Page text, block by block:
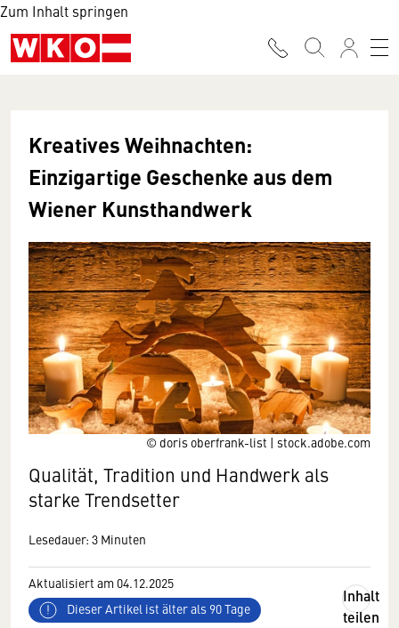
Zum Inhalt springen
© doris oberfrank-list | stock.adobe.com
Kreatives Weihnachten:
Einzigartige Geschenke aus dem
Wiener Kunsthandwerk
Qualität, Tradition und Handwerk als
starke Trendsetter
Lesedauer: 3 Minuten
Aktualisiert am 04.12.2025
Dieser Artikel ist älter als 90 Tage
Inhalt
teilen